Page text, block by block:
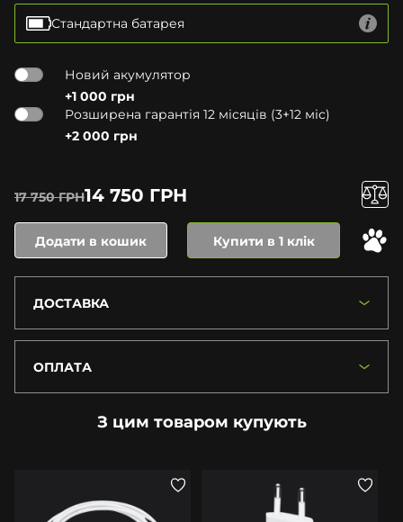
Стандартна батарея
Новий акумулятор
+1 000 грн
Розширена гарантія 12 місяців (3+12 міс)
+2 000 грн
17 750 ГРН14 750 ГРН
Додати в кошик Купити в 1 клік
ДОСТАВКА
ОПЛАТА
З цим товаром купують